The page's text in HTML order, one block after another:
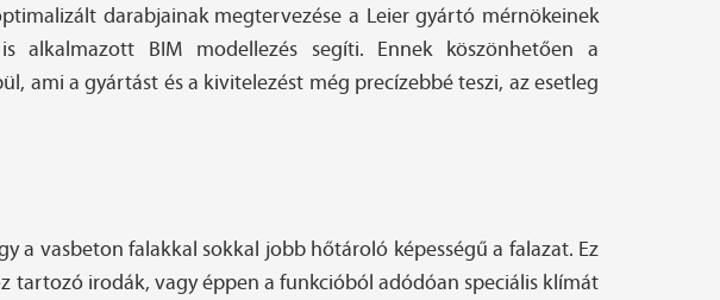
darabjainak megtervezése a Leier gyártó mérnökeinek
BIM modellezés segíti. Ennek köszönhetően a
ami a gyártást és a kivitelezést még precízebbé teszi, az esetleg
a vasbeton falakkal sokkal jobb hőtároló képességű a falazat. Ez
tartozó irodák, vagy éppen a funkcióból adódóan speciális klímát